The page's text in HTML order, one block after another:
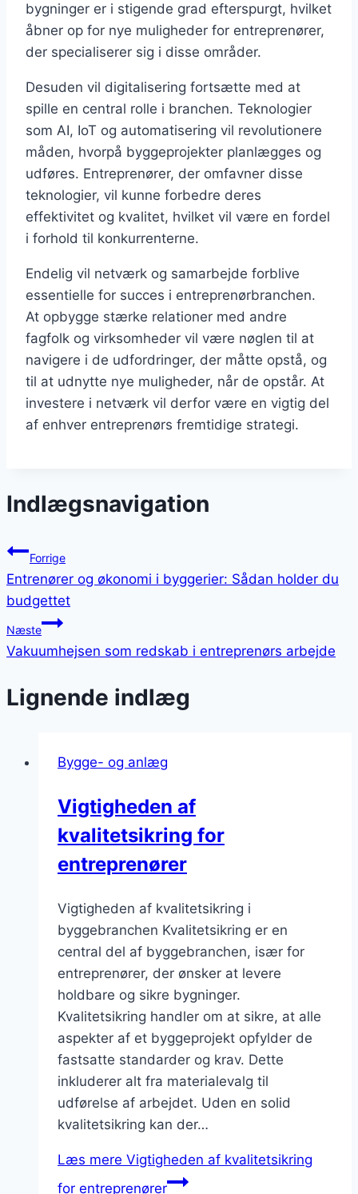
bygninger er i stigende grad efterspurgt, hvilket
åbner op for nye muligheder for entreprenører,
der specialiserer sig i disse områder.
Desuden vil digitalisering fortsætte med at
spille en central rolle i branchen. Teknologier
som AI, IoT og automatisering vil revolutionere
måden, hvorpå byggeprojekter planlægges og
udføres. Entreprenører, der omfavner disse
teknologier, vil kunne forbedre deres
effektivitet og kvalitet, hvilket vil være en fordel
i forhold til konkurrenterne.
Endelig vil netværk og samarbejde forblive
essentielle for succes i entreprenørbranchen.
At opbygge stærke relationer med andre
fagfolk og virksomheder vil være nøglen til at
navigere i de udfordringer, der måtte opstå, og
til at udnytte nye muligheder, når de opstår. At
investere i netværk vil derfor være en vigtig del
af enhver entreprenørs fremtidige strategi.
Indlægsnavigation
Forrige
Entrenører og økonomi i byggerier: Sådan holder du
budgettet
Næste
Vakuumhejsen som redskab i entreprenørs arbejde
Lignende indlæg
Bygge- og anlæg
Vigtigheden af
kvalitetsikring for
entreprenører
Vigtigheden af kvalitetsikring i
byggebranchen Kvalitetsikring er en
central del af byggebranchen, især for
entreprenører, der ønsker at levere
holdbare og sikre bygninger.
Kvalitetsikring handler om at sikre, at alle
aspekter af et byggeprojekt opfylder de
fastsatte standarder og krav. Dette
inkluderer alt fra materialevalg til
udførelse af arbejdet. Uden en solid
kvalitetsikring kan der…
Læs mere Vigtigheden af kvalitetsikring
for entreprenører